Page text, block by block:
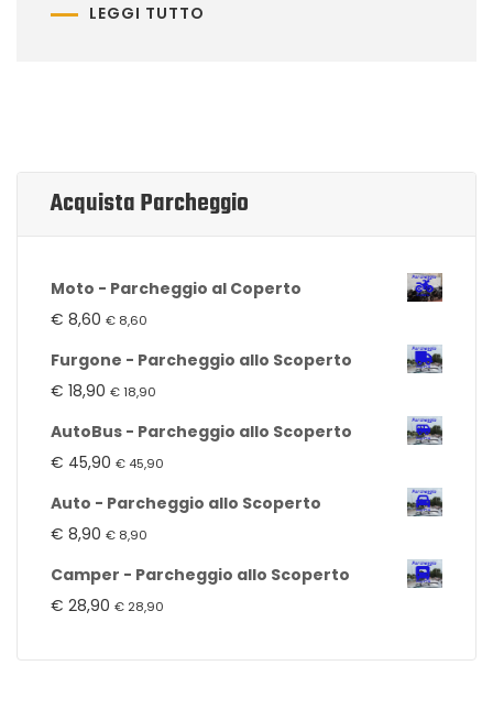
LEGGI TUTTO
Acquista Parcheggio
Moto - Parcheggio al Coperto
€ 8,60 € 8,60
Furgone - Parcheggio allo Scoperto
€ 18,90 €18,90
AutoBus - Parcheggio allo Scoperto
€ 45,90 € 45,90
Auto - Parcheggio allo Scoperto
€ 8,90 € 8,90
Camper - Parcheggio allo Scoperto
€ 28,90 € 28,90